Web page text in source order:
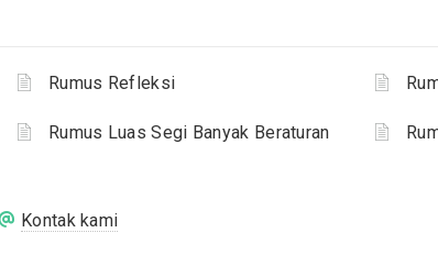
Rumus Refleksi
Rumus Luas Segi Banyak Beraturan
Kontak kami